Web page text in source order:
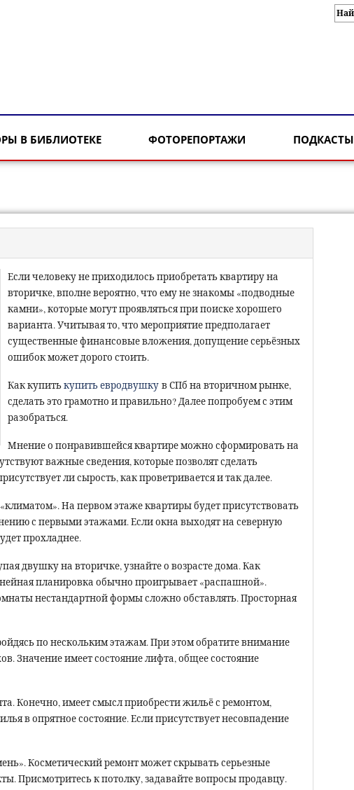
В БИБЛИОТЕКЕ ФОТОРЕПОРТАЖИ ПОДКАСТЫ
Если человеку не приходилось приобретать квартиру на
вторичке, вполне вероятно, что ему не знакомы «подводные
камни», которые могут проявляться при поиске хорошего
варианта. Учитывая то, что мероприятие предполагает
существенные финансовые вложения, допущение серьёзных
ошибок может дорого стоить.
Как купитькупить евродвушку в СПб на вторичном рынке,
сделать это грамотно и правильно? Далее попробуем с этим
разобраться.
Мнение о понравившейся квартире можно сформировать на
важные сведения, которые позволят сделать
ли сырость, как проветривается и так далее.
На первом этаже квартиры будет присутствовать
с первыми этажами. Если окна выходят на северную
прохладнее.
двушку на вторичке, узнайте о возрасте дома. Как
планировка обычно проигрывает «распашной».
нестандартной формы сложно обставлять. Просторная
по нескольким этажам. При этом обратите внимание
Значение имеет состояние лифта, общее состояние
Конечно, имеет смысл приобрести жильё с ремонтом,
в опрятное состояние. Если присутствует несовпадение
Косметический ремонт может скрывать серьезные
Присмотритесь к потолку, задавайте вопросы продавцу.